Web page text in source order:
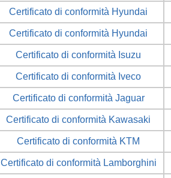
Certificato di conformità Hyundai
Certificato di conformità Hyundai
Certificato di conformità Isuzu
Certificato di conformità Iveco
Certificato di conformità Jaguar
Certificato di conformità Kawasaki
Certificato di conformità KTM
Certificato di conformità Lamborghini